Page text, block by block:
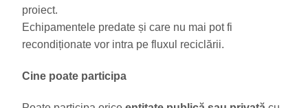
proiect.
Echipamentele predate și care nu mai pot fi
recondiționate vor intra pe fluxul reciclării.
Cine poate participa